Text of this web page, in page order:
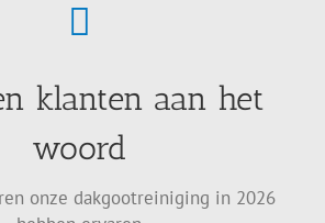
klanten aan het
woord
onze dakgootreiniging in 2026